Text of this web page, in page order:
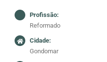
Profissão:
Reformado
Cidade:
Gondomar